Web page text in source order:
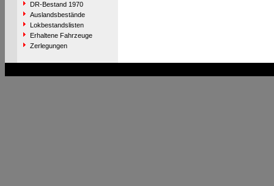
DR-Bestand 1970
Auslandsbestände
Lokbestandslisten
Erhaltene Fahrzeuge
Zerlegungen